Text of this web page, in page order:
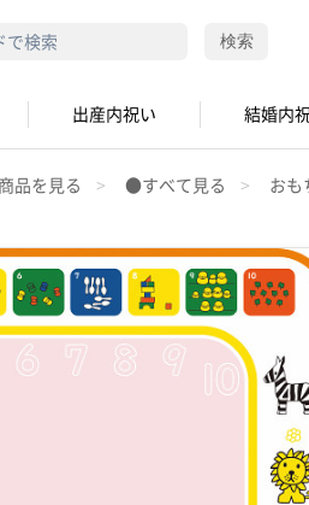
検索
出産内祝い 結婚内
品を見る ●すべて見る おも